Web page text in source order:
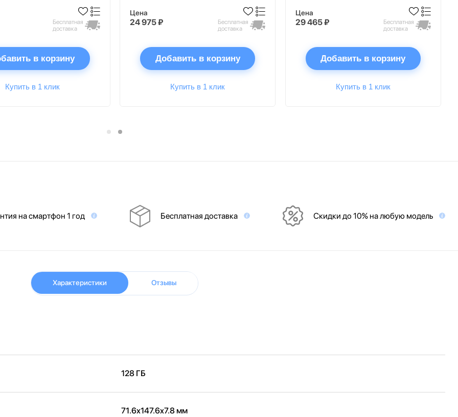
Бесплатная
доставка
в корзину
Купить в 1 клик
Цена
24 975 ₽
Бесплатная
доставка
Добавить в корзину
Купить в 1 клик
Цена
29 465 ₽
Бесплатная
доставка
Добавить в корзину
Купить в 1 клик
на смартфон 1 год Бесплатная доставка Скидки до 10% на любую модель
Характеристики Отзывы
128 ГБ
71.6x147.6x7.8 мм